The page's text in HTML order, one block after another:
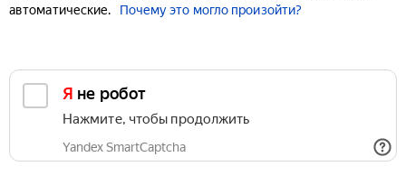
автоматические.
Почему это могло произойти?
Я не робот
Нажмите, чтобы продолжить
Yandex SmartCaptcha